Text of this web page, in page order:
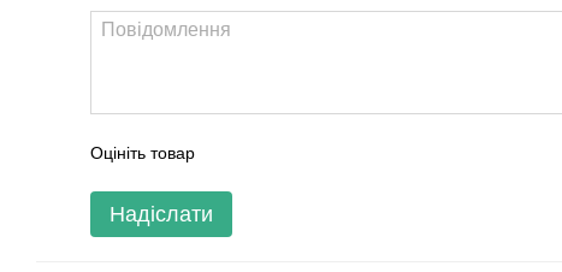
Оцініть товар
Надіслати